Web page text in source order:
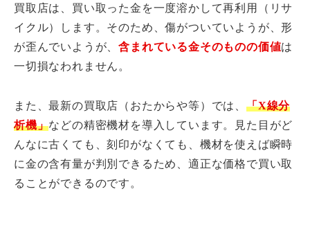
買取店は、買い取った金を一度溶かして再利用（リサ
イクル）します。そのため、傷がついていようが、形
が歪んでいようが、含まれている金そのものの価値は
一切損なわれません。
また、最新の買取店（おたからや等）では、 「X線分
析機」などの精密機材を導入しています。見た目がど
んなに古くても、刻印がなくても、機材を使えば瞬時
に金の含有量が判別できるため、適正な価格で買い取
ることができるのです。